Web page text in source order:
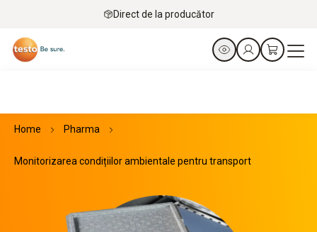
Direct de la producător
Home Pharma
Monitorizarea condițiilor ambientale pentru transport